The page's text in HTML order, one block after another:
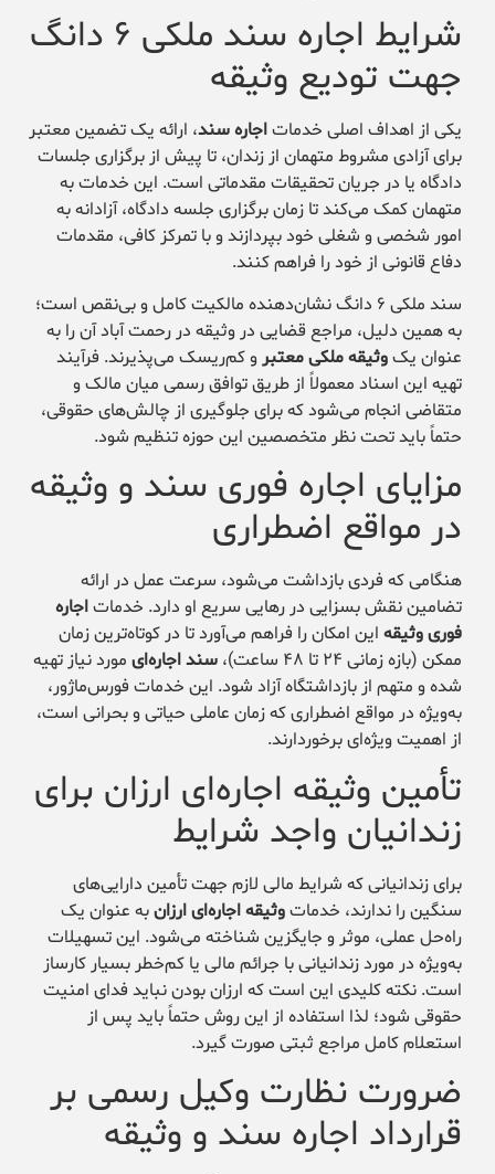
شرایط اجاره سند ملکی ۶ دانگ
جهت تودیع وثیقه
یکی از اهداف اصلی خدماتاجاره سند، ارائه یک تضمین معتبر
برای آزادی مشروط متهمان از زندان، تا پیش از برگزاری جلسات
دادگاه یا در جریان تحقیقات مقدماتی است. این خدمات به
متهمان کمک می‌کند تا زمان برگزاری جلسه دادگاه، آزادانه به
امور شخصی و شغلی خود بپردازند و با تمرکز کافی، مقدمات
دفاع قانونی از خود را فراهم کنند.
سند ملکی ۶ دانگ نشان‌دهنده مالکیت کامل و بی‌نقص است؛
به همین دلیل، مراجع قضایی در وثیقه در رحمت آباد آن را به
عنوان یکوثیقه ملکی معتبرو کم‌ریسک می‌پذیرند. فرآیند
تهیه این اسناد معمولاً از طریق توافق رسمی میان مالک و
متقاضی انجام می‌شود که برای جلوگیری از چالش‌های حقوقی،
حتماً باید تحت نظر متخصصین این حوزه تنظیم شود.
مزایای اجاره فوری سند و وثیقه
در مواقع اضطراری
هنگامی که فردی بازداشت می‌شود، سرعت عمل در ارائه
تضامین نقش بسزایی در رهایی سریع او دارد. خدماتاجاره
فوری وثیقه این امکان را فراهم می‌آورد تا در کوتاه‌ترین زمان
ممکن (بازه زمانی ۲۴ تا ۴۸ ساعت)،
سند اجاره‌ای مورد نیاز تهیه
شده و متهم از بازداشتگاه آزاد شود. این خدمات فورس‌ماژور،
به‌ویژه در مواقع اضطراری که زمان عاملی حیاتی و بحرانی است،
از اهمیت ویژه‌ای برخوردارند.
تأمین وثیقه اجاره‌ای ارزان برای
زندانیان واجد شرایط
برای زندانیانی که شرایط مالی لازم جهت تأمین دارایی‌های
سنگین را ندارند، خدماتوثیقه اجاره‌ای ارزانبه عنوان یک
راه‌حل عملی، موثر و جایگزین شناخته می‌شود. این تسهیلات
به‌ویژه در مورد زندانیانی با جرائم مالی یا کم‌خطر بسیار کارساز
است. نکته کلیدی این است که ارزان بودن نباید فدای امنیت
حقوقی شود؛ لذا استفاده از این روش حتماً باید پس از
استعلام کامل مراجع ثبتی صورت گیرد.
ضرورت نظارت وکیل رسمی بر
قرارداد اجاره سند و وثیقه